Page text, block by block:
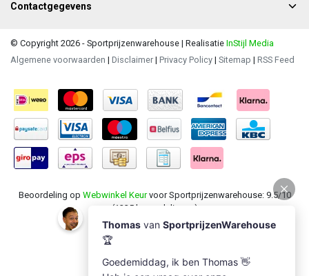
Contactgegevens
© Copyright 2026 - Sportprijzenwarehouse | Realisatie InStijl Media
Algemene voorwaarden | Disclaimer | Privacy Policy | Sitemap | RSS Feed
Beoordeling op Webwinkel Keurvoor Sportprijzenwarehouse: 9.5/10
(1235 beoordelingen)